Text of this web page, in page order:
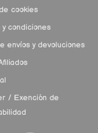
cookies
y condiciones
envíos y devoluciones
/ Exención de